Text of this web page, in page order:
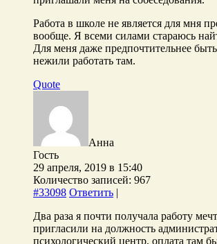
Работа в школе не является для мня
вообще. Я всеми силами стараюсь
Для меня даже предпочтительнее
нежили работать там.
Quote
Анна
Гость
29 апреля, 2019 в 15:40
Количество записей: 967
#33098 Ответить |
Два раза я почти получала работу
пригласили на должность
психологический центр, оплата там